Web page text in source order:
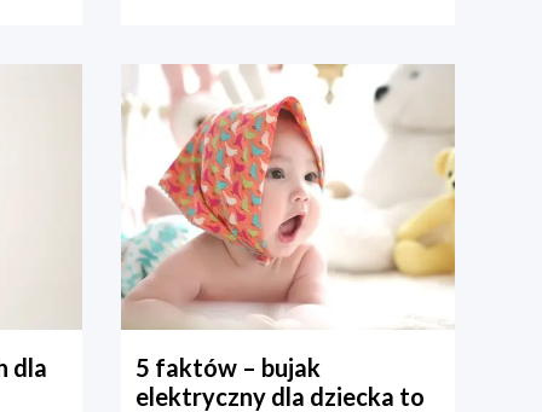
dla
5 faktów – bujak
elektryczny dla dziecka to